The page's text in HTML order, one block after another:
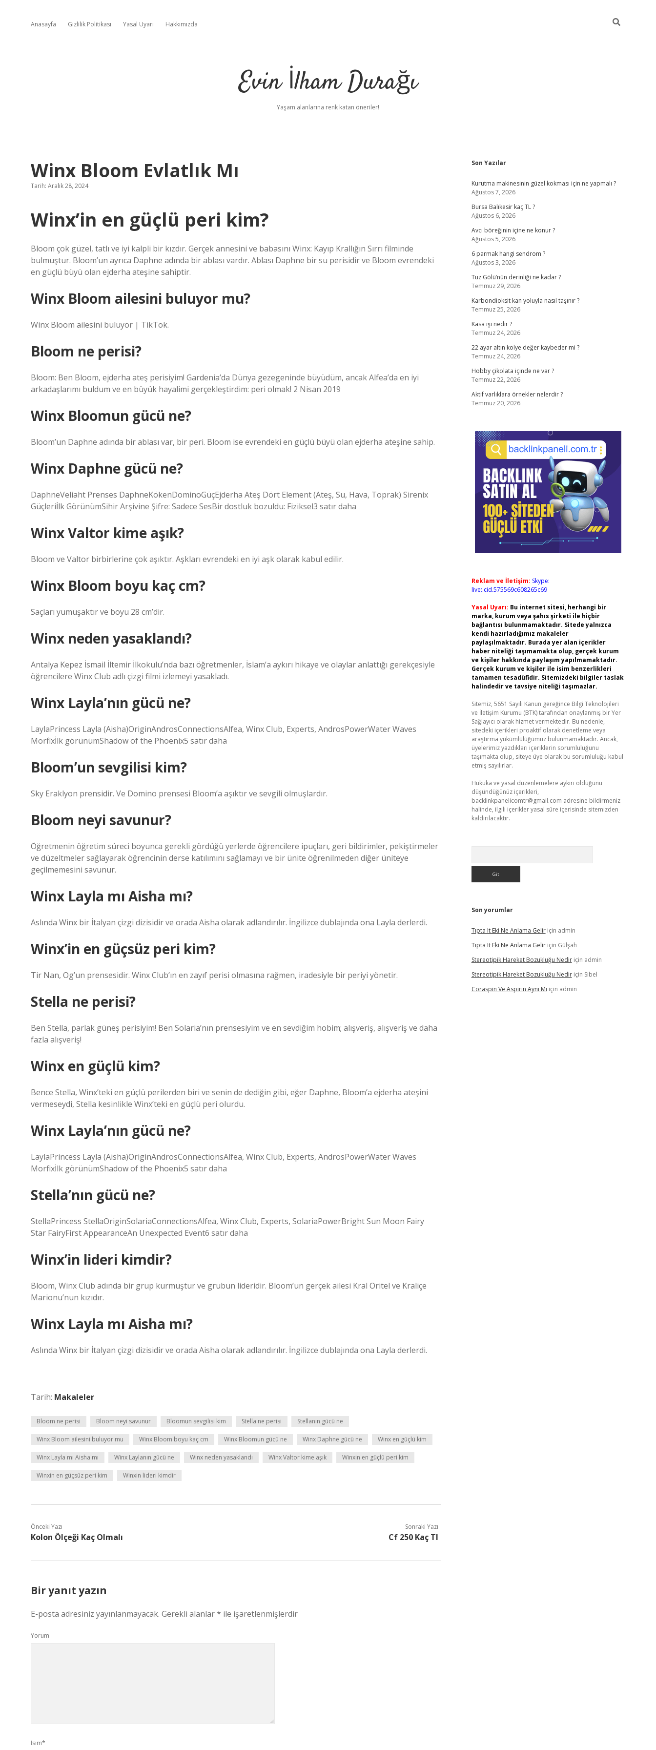
Anasayfa Gizlilik Politikası Yasal Uyarı Hakkımızda
Evin İlham Durağı
Yaşam alanlarına renk katan öneriler!
Winx Bloom Evlatlık Mı
Tarih: Aralık 28, 2024
Winx’in en güçlü peri kim?
Bloom çok güzel, tatlı ve iyi kalpli bir kızdır. Gerçek annesini ve babasını Winx: Kayıp Krallığın Sırrı filminde
bulmuştur. Bloom’un ayrıca Daphne adında bir ablası vardır. Ablası Daphne bir su perisidir ve Bloom evrendeki
en güçlü büyü olan ejderha ateşine sahiptir.
Winx Bloom ailesini buluyor mu?
Winx Bloom ailesini buluyor | TikTok.
Bloom ne perisi?
Bloom: Ben Bloom, ejderha ateş perisiyim! Gardenia’da Dünya gezegeninde büyüdüm, ancak Alfea’da en iyi
arkadaşlarımı buldum ve en büyük hayalimi gerçekleştirdim: peri olmak! 2 Nisan 2019
Winx Bloomun gücü ne?
Bloom’un Daphne adında bir ablası var, bir peri. Bloom ise evrendeki en güçlü büyü olan ejderha ateşine sahip.
Winx Daphne gücü ne?
DaphneVeliaht Prenses DaphneKökenDominoGüçEjderha Ateş Dört Element (Ateş, Su, Hava, Toprak) Sirenix
Güçleriİlk GörünümSihir Arşivine Şifre: Sadece SesBir dostluk bozuldu: Fiziksel3 satır daha
Winx Valtor kime aşık?
Bloom ve Valtor birbirlerine çok aşıktır. Aşkları evrendeki en iyi aşk olarak kabul edilir.
Winx Bloom boyu kaç cm?
Saçları yumuşaktır ve boyu 28 cm’dir.
Winx neden yasaklandı?
Antalya Kepez İsmail İltemir İlkokulu’nda bazı öğretmenler, İslam’a aykırı hikaye ve olaylar anlattığı gerekçesiyle
öğrencilere Winx Club adlı çizgi filmi izlemeyi yasakladı.
Winx Layla’nın gücü ne?
LaylaPrincess Layla (Aisha)OriginAndrosConnectionsAlfea, Winx Club, Experts, AndrosPowerWater Waves
Morfixİlk görünümShadow of the Phoenix5 satır daha
Bloom’un sevgilisi kim?
Sky Eraklyon prensidir. Ve Domino prensesi Bloom’a aşıktır ve sevgili olmuşlardır.
Bloom neyi savunur?
Öğretmenin öğretim süreci boyunca gerekli gördüğü yerlerde öğrencilere ipuçları, geri bildirimler, pekiştirmeler
ve düzeltmeler sağlayarak öğrencinin derse katılımını sağlamayı ve bir ünite öğrenilmeden diğer üniteye
geçilmemesini savunur.
Winx Layla mı Aisha mı?
Aslında Winx bir İtalyan çizgi dizisidir ve orada Aisha olarak adlandırılır. İngilizce dublajında ​​ona Layla derlerdi.
Winx’in en güçsüz peri kim?
Tir Nan, Og’un prensesidir. Winx Club’ın en zayıf perisi olmasına rağmen, iradesiyle bir periyi yönetir.
Stella ne perisi?
Ben Stella, parlak güneş perisiyim! Ben Solaria’nın prensesiyim ve en sevdiğim hobim; alışveriş, alışveriş ve daha
fazla alışveriş!
Winx en güçlü kim?
Bence Stella, Winx’teki en güçlü perilerden biri ve senin de dediğin gibi, eğer Daphne, Bloom’a ejderha ateşini
vermeseydi, Stella kesinlikle Winx’teki en güçlü peri olurdu.
Winx Layla’nın gücü ne?
LaylaPrincess Layla (Aisha)OriginAndrosConnectionsAlfea, Winx Club, Experts, AndrosPowerWater Waves
Morfixİlk görünümShadow of the Phoenix5 satır daha
Stella’nın gücü ne?
StellaPrincess StellaOriginSolariaConnectionsAlfea, Winx Club, Experts, SolariaPowerBright Sun Moon Fairy
Star FairyFirst AppearanceAn Unexpected Event6 satır daha
Winx’in lideri kimdir?
Bloom, Winx Club adında bir grup kurmuştur ve grubun lideridir. Bloom’un gerçek ailesi Kral Oritel ve Kraliçe
Marionu’nun kızıdır.
Winx Layla mı Aisha mı?
Aslında Winx bir İtalyan çizgi dizisidir ve orada Aisha olarak adlandırılır. İngilizce dublajında ​​ona Layla derlerdi.
Tarih: Makaleler
Bloom ne perisi Bloom neyi savunur Bloomun sevgilisi kim Stella ne perisi Stellanın gücü ne
Winx Bloom ailesini buluyor mu Winx Bloom boyu kaç cm Winx Bloomun gücü ne Winx Daphne gücü ne Winx en güçlü kim
Winx Layla mı Aisha mı Winx Laylanın gücü ne Winx neden yasaklandı Winx Valtor kime aşık Winxin en güçlü peri kim
Winxin en güçsüz peri kim Winxin lideri kimdir
Önceki Yazı
Kolon Ölçeği Kaç Olmalı
Sonraki Yazı
Cf 250 Kaç Tl
Bir yanıt yazın
E-posta adresiniz yayınlanmayacak. Gerekli alanlar* ile işaretlenmişlerdir
Yorum
İsim*
Sidebar
Son Yazılar
Kurutma makinesinin güzel kokması için ne yapmalı ?
Ağustos 7, 2026
Bursa Balıkesir kaç TL ?
Ağustos 6, 2026
Avcı böreğinin içine ne konur ?
Ağustos 5, 2026
6 parmak hangi sendrom ?
Ağustos 3, 2026
Tuz Gölü’nün derinliği ne kadar ?
Temmuz 29, 2026
Karbondioksit kan yoluyla nasıl taşınır ?
Temmuz 25, 2026
Kasa işi nedir ?
Temmuz 24, 2026
22 ayar altın kolye değer kaybeder mi ?
Temmuz 24, 2026
Hobby çikolata içinde ne var ?
Temmuz 22, 2026
Aktif varlıklara örnekler nelerdir ?
Temmuz 20, 2026
Reklam ve İletişim: Skype:
live:.cid.575569c608265c69
Yasal Uyarı: Bu internet sitesi, herhangi bir
marka, kurum veya şahıs şirketi ile hiçbir
bağlantısı bulunmamaktadır. Sitede yalnızca
kendi hazırladığımız makaleler
paylaşılmaktadır. Burada yer alan içerikler
haber niteliği taşımamakta olup, gerçek kurum
ve kişiler hakkında paylaşım yapılmamaktadır.
Gerçek kurum ve kişiler ile isim benzerlikleri
tamamen tesadüfidir. Sitemizdeki bilgiler taslak
halindedir ve tavsiye niteliği taşımazlar.
Sitemiz, 5651 Sayılı Kanun gereğince Bilgi Teknolojileri
ve İletişim Kurumu (BTK) tarafından onaylanmış bir Yer
Sağlayıcı olarak hizmet vermektedir. Bu nedenle,
sitedeki içerikleri proaktif olarak denetleme veya
araştırma yükümlülüğümüz bulunmamaktadır. Ancak,
üyelerimiz yazdıkları içeriklerin sorumluluğunu
taşımakta olup, siteye üye olarak bu sorumluluğu kabul
etmiş sayılırlar.
Hukuka ve yasal düzenlemelere aykırı olduğunu
düşündüğünüz içerikleri,
backlinkpanelicomtr@gmail.com adresine bildirmeniz
halinde, ilgili içerikler yasal süre içerisinde sitemizden
kaldırılacaktır.
Son yorumlar
Tıpta It Eki Ne Anlama Geliriçin admin
Tıpta It Eki Ne Anlama Geliriçin Gülşah
Stereotipik Hareket Bozukluğu Nediriçin admin
Stereotipik Hareket Bozukluğu Nediriçin Sibel
Coraspin Ve Aspirin Aynı Mı için admin